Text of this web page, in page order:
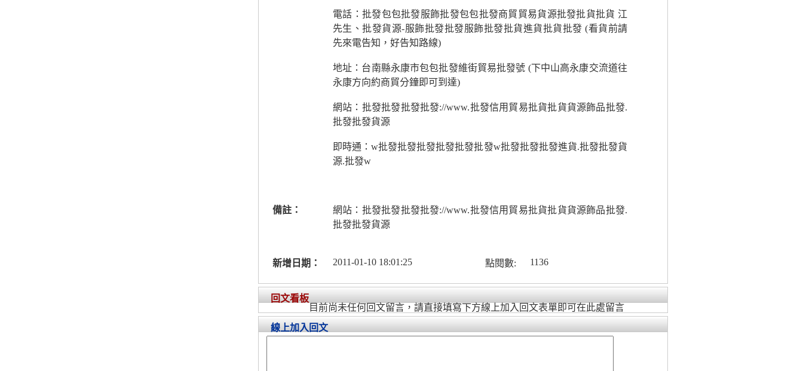
電話：批發包包批發服飾批發包包批發商貿貿易貨源批發批貨批貨 江
先生、批發貨源-服飾批發批發服飾批發批貨進貨批貨批發 (看貨前請
先來電告知，好告知路線)
地址：台南縣永康市包包批發維街貿易批發號 (下中山高永康交流道往
永康方向約商貿分鐘即可到達)
網站：批發批發批發批發://www.批發信用貿易批貨批貨貨源飾品批發.
批發批發貨源
即時通：w批發批發批發批發批發批發w批發批發批發進貨.批發批發貨
源.批發w
備註：
網站：批發批發批發批發://www.批發信用貿易批貨批貨貨源飾品批發.
批發批發貨源
新增日期： 2011-01-10 18:01:25 點閱數: 1136
回文看板
目前尚未任何回文留言，請直接填寫下方線上加入回文表單即可在此處留言
線上加入回文